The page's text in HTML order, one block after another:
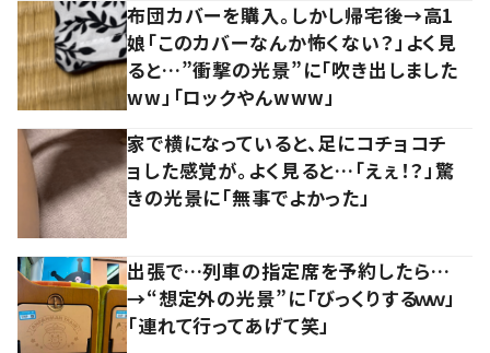
布団カバーを購入。しかし帰宅後→高1
娘「このカバーなんか怖くない？」よく見
ると…”衝撃の光景”に「吹き出しました
ww」「ロックやんwww」
家で横になっていると、足にコチョコチ
ョした感覚が。よく見ると…「えぇ！？」驚
きの光景に「無事でよかった」
出張で…列車の指定席を予約したら…
→“想定外の光景”に「びっくりするｗｗ」
「連れて行ってあげて笑」